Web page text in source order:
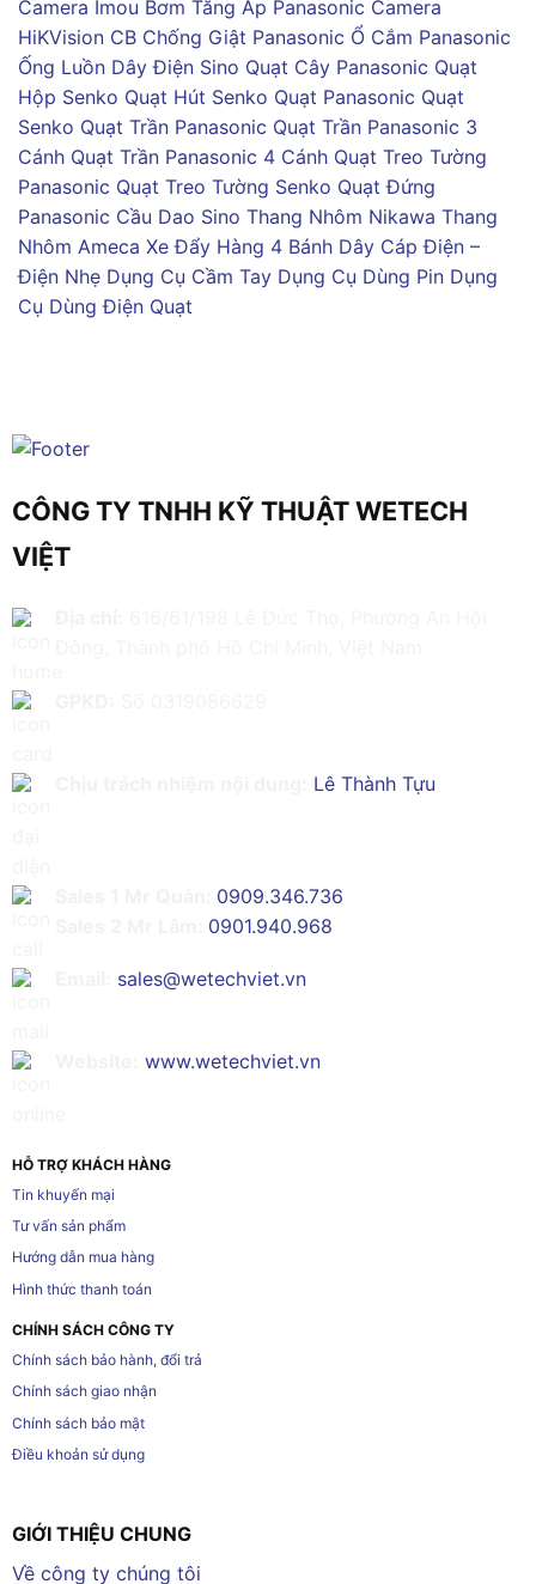
Camera Imou Bơm Tăng Áp Panasonic Camera
HiKVision CB Chống Giật Panasonic Ổ Cắm Panasonic
Ống Luồn Dây Điện Sino Quạt Cây Panasonic Quạt
Hộp Senko Quạt Hút Senko Quạt Panasonic Quạt
Senko Quạt Trần Panasonic Quạt Trần Panasonic 3
Cánh Quạt Trần Panasonic 4 Cánh Quạt Treo Tường
Panasonic Quạt Treo Tường Senko Quạt Đứng
Panasonic Cầu Dao Sino Thang Nhôm Nikawa Thang
Nhôm Ameca Xe Đẩy Hàng 4 Bánh Dây Cáp Điện –
Điện Nhẹ Dụng Cụ Cầm Tay Dụng Cụ Dùng Pin Dụng
Cụ Dùng Điện Quạt
CÔNG TY TNHH KỸ THUẬT WETECH
VIỆT
Lê Thành Tựu
0909.346.736
0901.940.968
sales@wetechviet.vn
www.wetechviet.vn
HỖ TRỢ KHÁCH HÀNG
Tin khuyến mại
Tư vấn sản phẩm
Hướng dẫn mua hàng
Hình thức thanh toán
CHÍNH SÁCH CÔNG TY
Chính sách bảo hành, đổi trả
Chính sách giao nhận
Chính sách bảo mật
Điều khoản sử dụng
GIỚI THIỆU CHUNG
Về công ty chúng tôi